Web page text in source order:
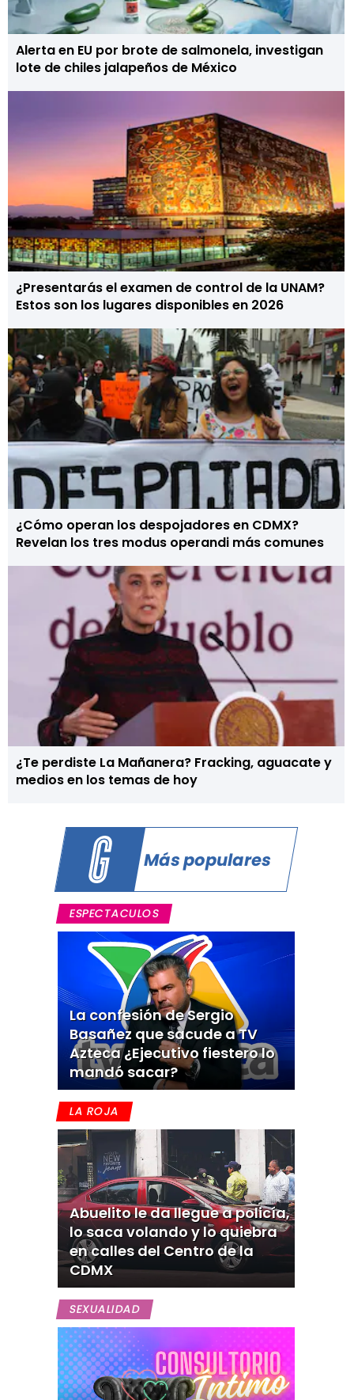
Alerta en EU por brote de salmonela, investigan
lote de chiles jalapeños de México
¿Presentarás el examen de control de la UNAM?
Estos son los lugares disponibles en 2026
¿Cómo operan los despojadores en CDMX?
Revelan los tres modus operandi más comunes
¿Te perdiste La Mañanera? Fracking, aguacate y
medios en los temas de hoy
Más populares
ESPECTACULOS
La confesión de Sergio
Basañez que sacude a TV
Azteca ¿Ejecutivo fiestero lo
mandó sacar?
LA ROJA
Abuelito le da llegue a policía,
lo saca volando y lo quiebra
en calles del Centro de la
CDMX
SEXUALIDAD